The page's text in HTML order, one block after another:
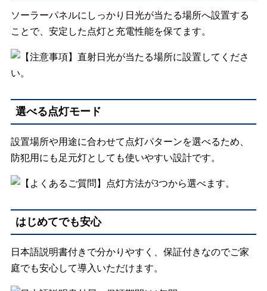
ソーラーパネルにしっかり日光が当たる場所へ設置する
ことで、安定した点灯と充電性能を保てます。
選べる点灯モード
設置場所や用途に合わせて点灯パターンを選べるため、
防犯用にも足元灯としても使いやすい設計です。
はじめてでも安心
日本語説明書付きで分かりやすく、保証付きなのでご家
庭でも安心して導入いただけます。